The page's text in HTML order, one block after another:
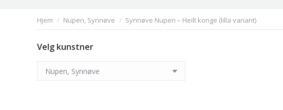
You are here:
Hjem Nupen, Synnøve Synnøve Nupen – Heilt konge (lilla variant)
Velg kunstner